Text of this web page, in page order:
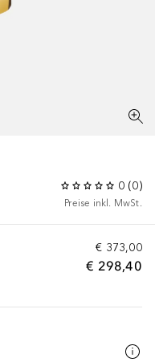
0 (0)
Preise inkl. MwSt.
€ 373,00
€ 298,40